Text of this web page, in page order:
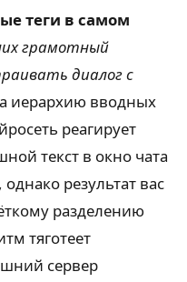
теги в самом
грамотный
диалог с
иерархию вводных
реагирует
текст в окно чата
результат вас
разделению
тяготеет
сервер